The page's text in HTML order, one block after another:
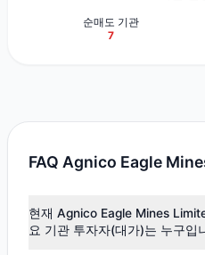
순매도 기관
7
FAQ Agnico Eagle
현재 Agnico Eagle Mines
요 기관 투자자(대가)는 누구입